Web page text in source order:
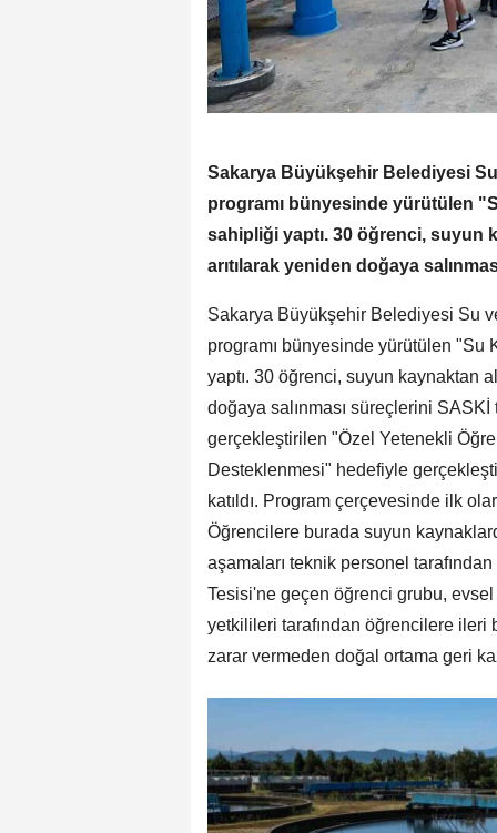
Sakarya Büyükşehir Belediyesi
programı bünyesinde yürütülen
sahipliği yaptı. 30 öğrenci, suyun
arıtılarak yeniden doğaya
Sakarya Büyükşehir Belediyesi Su
programı bünyesinde yürütülen "Su
yaptı. 30 öğrenci, suyun kaynaktan
doğaya salınması süreçlerini
gerçekleştirilen "Özel Yetenekli
Desteklenmesi" hedefiyle
katıldı. Program çerçevesinde ilk
Öğrencilere burada suyun
aşamaları teknik personel tarafından
Tesisi'ne geçen öğrenci grubu, evsel
yetkilileri tarafından öğrencilere ileri
zarar vermeden doğal ortama geri